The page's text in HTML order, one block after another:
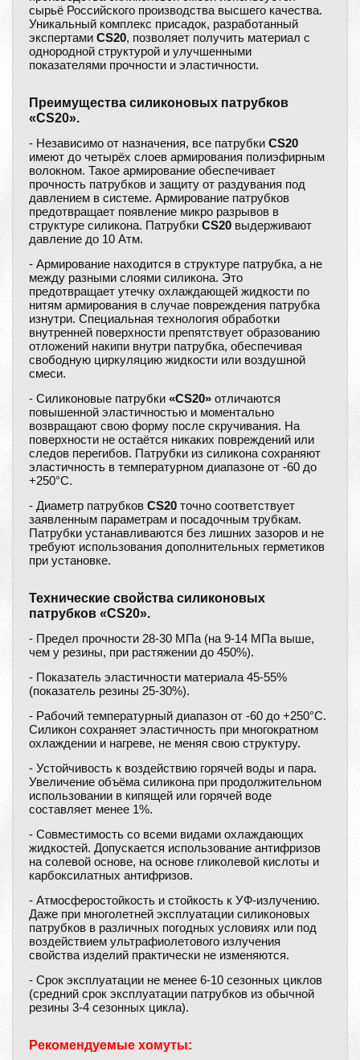
сырьё Российского производства высшего качества.
Уникальный комплекс присадок, разработанный
экспертами CS20, позволяет получить материал с
однородной структурой и улучшенными
показателями прочности и эластичности.
Преимущества силиконовых патрубков
«CS20».
- Независимо от назначения, все патрубки CS20
имеют до четырёх слоев армирования полиэфирным
волокном. Такое армирование обеспечивает
прочность патрубков и защиту от раздувания под
давлением в системе. Армирование патрубков
предотвращает появление микро разрывов в
структуре силикона. Патрубки CS20 выдерживают
давление до 10 Атм.
- Армирование находится в структуре патрубка, а не
между разными слоями силикона. Это
предотвращает утечку охлаждающей жидкости по
нитям армирования в случае повреждения патрубка
изнутри. Специальная технология обработки
внутренней поверхности препятствует образованию
отложений накипи внутри патрубка, обеспечивая
свободную циркуляцию жидкости или воздушной
смеси.
- Силиконовые патрубки «CS20» отличаются
повышенной эластичностью и моментально
возвращают свою форму после скручивания. На
поверхности не остаётся никаких повреждений или
следов перегибов. Патрубки из силикона сохраняют
эластичность в температурном диапазоне от -60 до
+250°С.
- Диаметр патрубков CS20 точно соответствует
заявленным параметрам и посадочным трубкам.
Патрубки устанавливаются без лишних зазоров и не
требуют использования дополнительных герметиков
при установке.
Технические свойства силиконовых
патрубков «CS20».
- Предел прочности 28-30 МПа (на 9-14 МПа выше,
чем у резины, при растяжении до 450%).
- Показатель эластичности материала 45-55%
(показатель резины 25-30%).
- Рабочий температурный диапазон от -60 до +250°С.
Силикон сохраняет эластичность при многократном
охлаждении и нагреве, не меняя свою структуру.
- Устойчивость к воздействию горячей воды и пара.
Увеличение объёма силикона при продолжительном
использовании в кипящей или горячей воде
составляет менее 1%.
- Совместимость со всеми видами охлаждающих
жидкостей. Допускается использование антифризов
на солевой основе, на основе гликолевой кислоты и
карбоксилатных антифризов.
- Атмосферостойкость и стойкость к УФ-излучению.
Даже при многолетней эксплуатации силиконовых
патрубков в различных погодных условиях или под
воздействием ультрафиолетового излучения
свойства изделий практически не изменяются.
- Срок эксплуатации не менее 6-10 сезонных циклов
(средний срок эксплуатации патрубков из обычной
резины 3-4 сезонных цикла).
Рекомендуемые хомуты: